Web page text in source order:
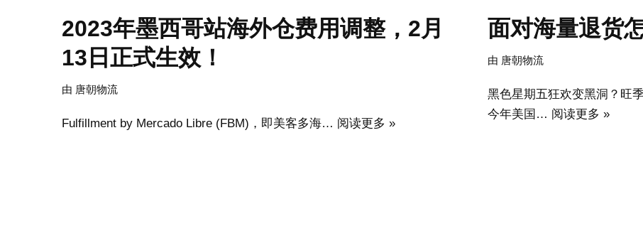
2023年墨西哥站海外仓费用调整，2月
13日正式生效！
由 唐朝物流
Fulfillment by Mercado Libre (FBM)，即美客多海… 阅读更多 »
面对海量退货
由 唐朝物流
黑色星期五狂欢变黑洞？旺
今年美国… 阅读更多 »